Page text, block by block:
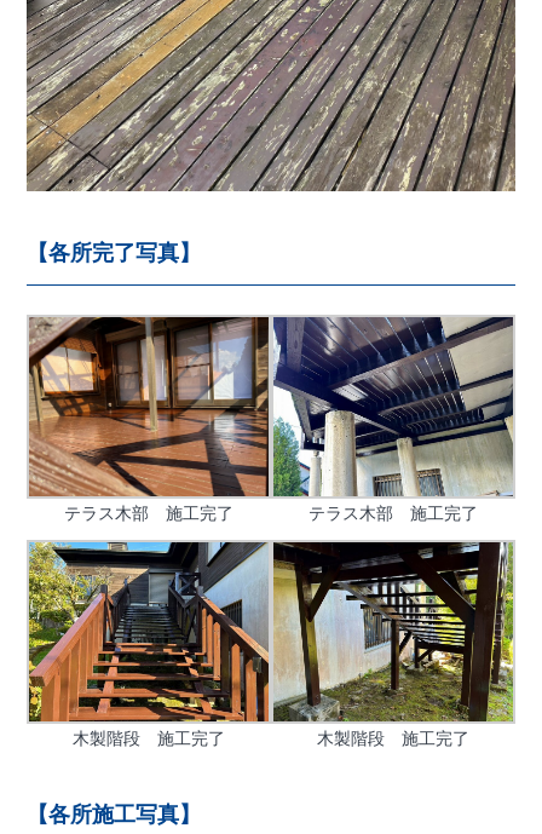
【各所完了写真】
テラス木部 施工完了 テラス木部 施工完了
木製階段 施工完了 木製階段 施工完了
【各所施工写真】